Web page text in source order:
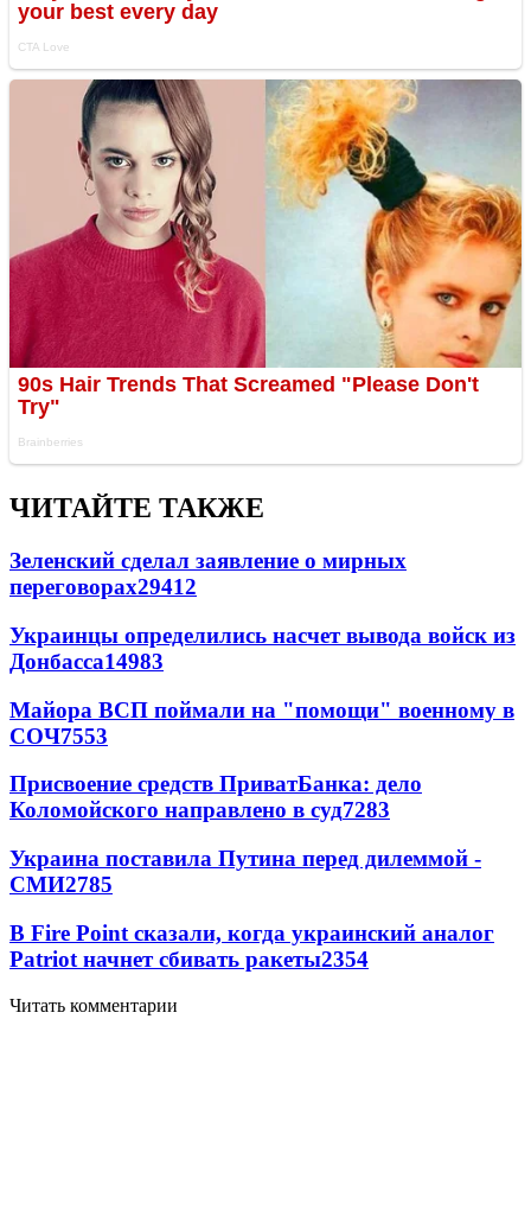
ЧИТАЙТЕ ТАКЖЕ
Зеленский сделал заявление о мирных
переговорах29412
Украинцы определились насчет вывода войск из
Донбасса14983
Майора ВСП поймали на "помощи" военному в
СОЧ7553
Присвоение средств ПриватБанка: дело
Коломойского направлено в суд7283
Украина поставила Путина перед дилеммой -
СМИ2785
В Fire Point сказали, когда украинский аналог
Patriot начнет сбивать ракеты2354
Читать комментарии